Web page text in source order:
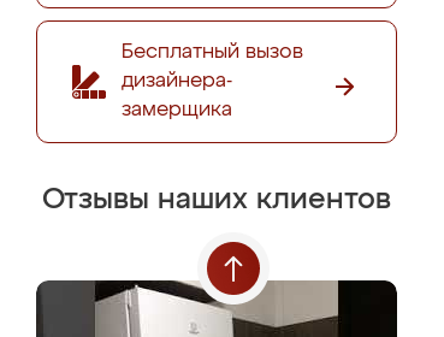
Бесплатный вызов
дизайнера-
замерщика
Отзывы наших клиентов